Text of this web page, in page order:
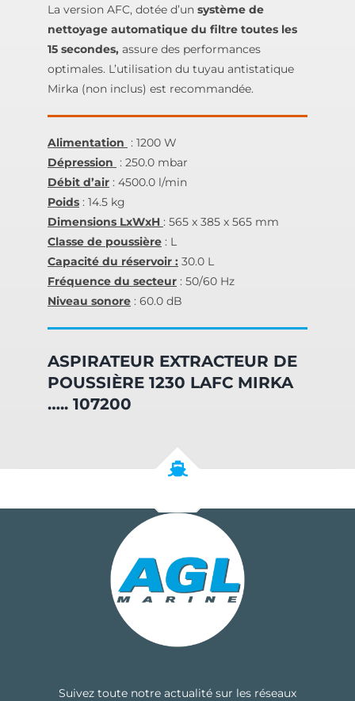
La version AFC, dotée d’un système de
nettoyage automatique du filtre toutes les
15 secondes,assure des performances
optimales. L’utilisation du tuyau antistatique
Mirka (non inclus) est recommandée.
Alimentation : 1200 W
Dépression : 250.0 mbar
Débit d’air: 4500.0 l/min
Poids: 14.5 kg
Dimensions LxWxH : 565 x 385 x 565 mm
Classe de poussière: L
Capacité du réservoir : 30.0 L
Fréquence du secteur: 50/60 Hz
Niveau sonore: 60.0 dB
ASPIRATEUR EXTRACTEUR DE
POUSSIÈRE 1230 LAFC MIRKA
….. 107200
Suivez toute notre actualité sur les réseaux